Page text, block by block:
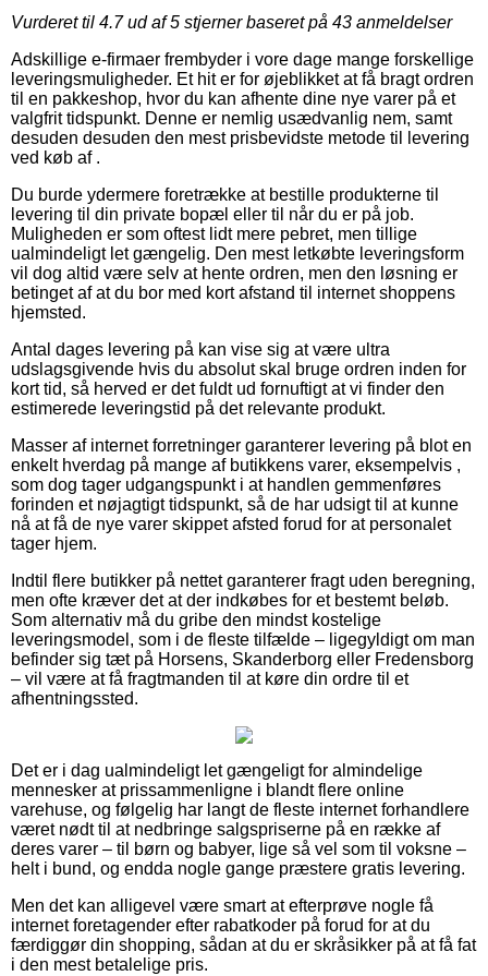
Vurderet til 4.7ud af 5 stjerner baseret på 43 anmeldelser
Adskillige e-firmaer frembyder i vore dage mange forskellige
leveringsmuligheder. Et hit er for øjeblikket at få bragt ordren
til en pakkeshop, hvor du kan afhente dine nye varer på et
valgfrit tidspunkt. Denne er nemlig usædvanlig nem, samt
desuden desuden den mest prisbevidste metode til levering
ved køb af .
Du burde ydermere foretrække at bestille produkterne til
levering til din private bopæl eller til når du er på job.
Muligheden er som oftest lidt mere pebret, men tillige
ualmindeligt let gængelig. Den mest letkøbte leveringsform
vil dog altid være selv at hente ordren, men den løsning er
betinget af at du bor med kort afstand til internet shoppens
hjemsted.
Antal dages levering på kan vise sig at være ultra
udslagsgivende hvis du absolut skal bruge ordren inden for
kort tid, så herved er det fuldt ud fornuftigt at vi finder den
estimerede leveringstid på det relevante produkt.
Masser af internet forretninger garanterer levering på blot en
enkelt hverdag på mange af butikkens varer, eksempelvis ,
som dog tager udgangspunkt i at handlen gemmenføres
forinden et nøjagtigt tidspunkt, så de har udsigt til at kunne
nå at få de nye varer skippet afsted forud for at personalet
tager hjem.
Indtil flere butikker på nettet garanterer fragt uden beregning,
men ofte kræver det at der indkøbes for et bestemt beløb.
Som alternativ må du gribe den mindst kostelige
leveringsmodel, som i de fleste tilfælde – ligegyldigt om man
befinder sig tæt på Horsens, Skanderborg eller Fredensborg
– vil være at få fragtmanden til at køre din ordre til et
afhentningssted.
Det er i dag ualmindeligt let gængeligt for almindelige
mennesker at prissammenligne i blandt flere online
varehuse, og følgelig har langt de fleste internet forhandlere
været nødt til at nedbringe salgspriserne på en række af
deres varer – til børn og babyer, lige så vel som til voksne –
helt i bund, og endda nogle gange præstere gratis levering.
Men det kan alligevel være smart at efterprøve nogle få
internet foretagender efter rabatkoder på forud for at du
færdiggør din shopping, sådan at du er skråsikker på at få fat
i den mest betalelige pris.